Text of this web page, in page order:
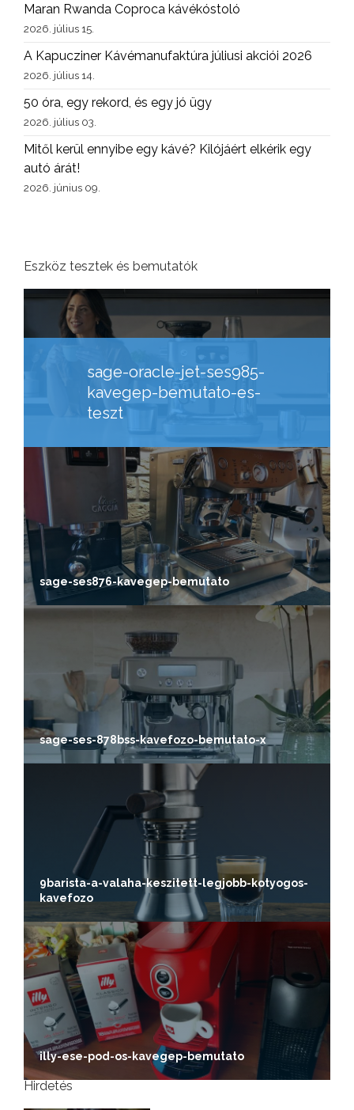
Maran Rwanda Coproca kávékóstoló
2026. július 15.
A Kapucziner Kávémanufaktúra júliusi akciói 2026
2026. július 14.
50 óra, egy rekord, és egy jó ügy
2026. július 03.
Mitől kerül ennyibe egy kávé? Kilójáért elkérik egy
autó árát!
2026. június 09.
Eszköz tesztek és bemutatók
sage-oracle-jet-ses985-
kavegep-bemutato-es-
teszt
sage-ses876-kavegep-bemutato
sage-ses-878bss-kavefozo-bemutato-x
9barista-a-valaha-keszitett-legjobb-kotyogos-
kavefozo
illy-ese-pod-os-kavegep-bemutato
Hirdetés